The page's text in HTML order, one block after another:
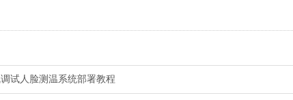
试人脸测温系统部署教程